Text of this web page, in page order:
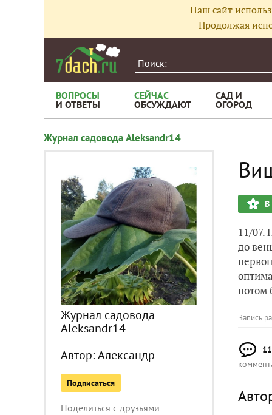
Наш сайт
Продолжая
ВОПРОСЫ
И ОТВЕТЫ
СЕЙЧАС
ОБСУЖДАЮТ
САД И
ОГОРОД
Журнал садовода Aleksandr14
Журнал садовода
Aleksandr14
Автор:Александр
Подписаться
Поделиться с друзьями
В
11/07.
до
потом
Запись
11